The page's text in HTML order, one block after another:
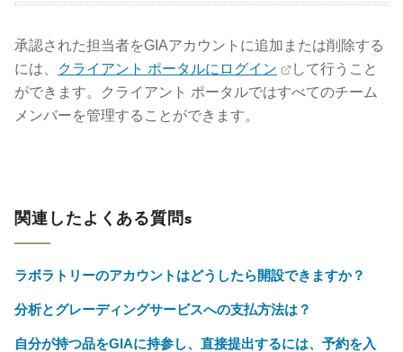
承認された担当者をGIAアカウントに追加または削除する
には、
クライアント ポータルにログイン
して行うこと
ができます。クライアント ポータルではすべてのチーム
メンバーを管理することができます。
関連したよくある質問s
ラボラトリーのアカウントはどうしたら開設できますか？
分析とグレーディングサービスへの支払方法は？
自分が持つ品をGIAに持参し、直接提出するには、予約を入